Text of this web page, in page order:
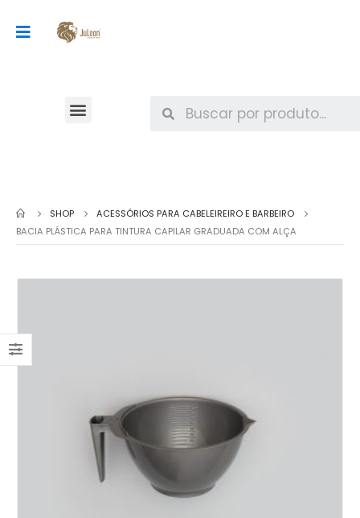
SHOP
ACESSÓRIOS PARA CABELEIREIRO E BARBEIRO
BACIA PLÁSTICA PARA TINTURA CAPILAR GRADUADA COM ALÇA